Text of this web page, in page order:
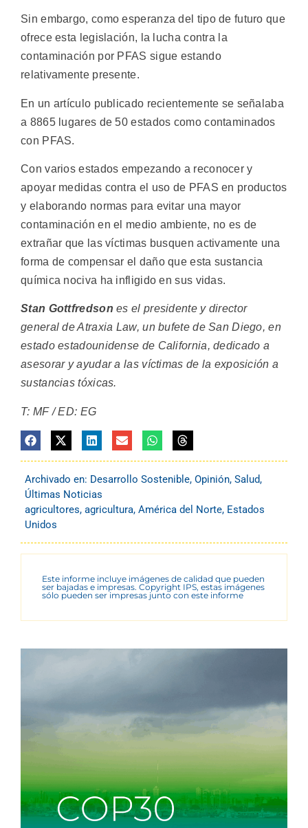
Sin embargo, como esperanza del tipo de futuro que
ofrece esta legislación, la lucha contra la
contaminación por PFAS sigue estando
relativamente presente.
En un artículo publicado recientemente se señalaba
a 8865 lugares de 50 estados como contaminados
con PFAS.
Con varios estados empezando a reconocer y
apoyar medidas contra el uso de PFAS en productos
y elaborando normas para evitar una mayor
contaminación en el medio ambiente, no es de
extrañar que las víctimas busquen activamente una
forma de compensar el daño que esta sustancia
química nociva ha infligido en sus vidas.
Stan Gottfredson es el presidente y director
general de Atraxia Law, un bufete de San Diego, en
estado estadounidense de California, dedicado a
asesorar y ayudar a las víctimas de la exposición a
sustancias tóxicas.
T: MF / ED: EG
Archivado en: Desarrollo Sostenible, Opinión, Salud,
Últimas Noticias
agricultores, agricultura, América del Norte, Estados
Unidos
Este informe incluye imágenes de calidad que pueden
ser bajadas e impresas. Copyright IPS, estas imágenes
sólo pueden ser impresas junto con este informe